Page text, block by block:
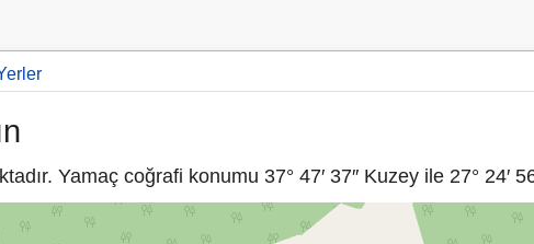
Yamaç coğrafi konumu 37° 47′ 37″ Kuzey ile 27° 24′